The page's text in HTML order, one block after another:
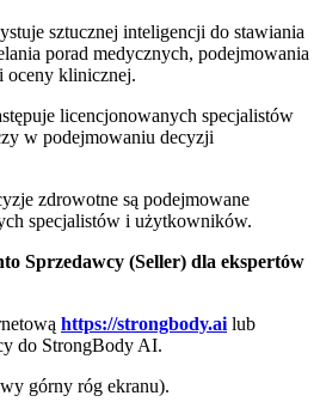
sztucznej inteligencji do stawiania
porad medycznych, podejmowania
oceny klinicznej.
licencjonowanych specjalistów
w podejmowaniu decyzji
zdrowotne są podejmowane
specjalistów i użytkowników.
Sprzedawcy (Seller) dla ekspertów
https://strongbody.ai lub
do StrongBody AI.
górny róg ekranu).